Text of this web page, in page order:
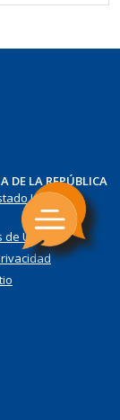
DE LA REPÚBLICA
Uruguayo
de Uso